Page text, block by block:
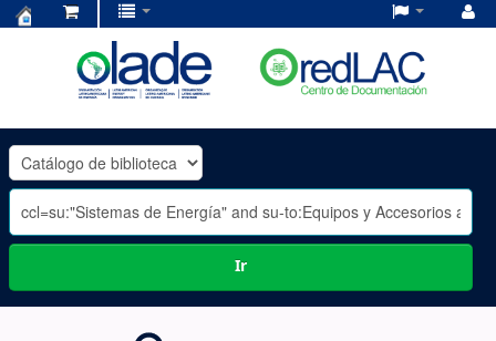
OLADE
-
Ir